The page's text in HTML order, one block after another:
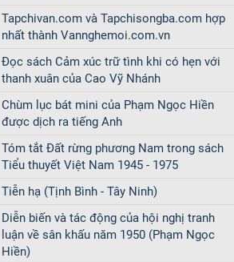
Tapchivan.com và Tapchisongba.com hợp
nhất thành Vannghemoi.com.vn
Đọc sách Cảm xúc trữ tình khi có hẹn với
thanh xuân của Cao Vỹ Nhánh
Chùm lục bát mini của Phạm Ngọc Hiền
được dịch ra tiếng Anh
Tóm tắt Đất rừng phương Nam trong sách
Tiểu thuyết Việt Nam 1945 - 1975
Tiễn hạ (Tịnh Bình - Tây Ninh)
Diễn biến và tác động của hội nghị tranh
luận về sân khấu năm 1950 (Phạm Ngọc
Hiền)